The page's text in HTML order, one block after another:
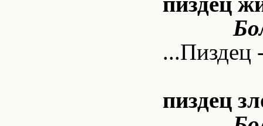
...Пиздец
пиздец